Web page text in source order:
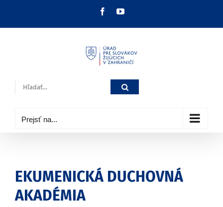
FacebookYouTube
Hľadať:
Prejsť na...
EKUMENICKÁ DUCHOVNÁ
AKADÉMIA